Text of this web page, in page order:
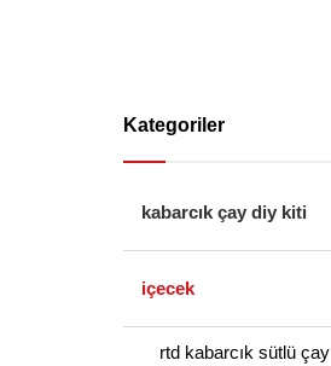
Kategoriler
kabarcık çay diy kiti
içecek
rtd kabarcık sütlü çay